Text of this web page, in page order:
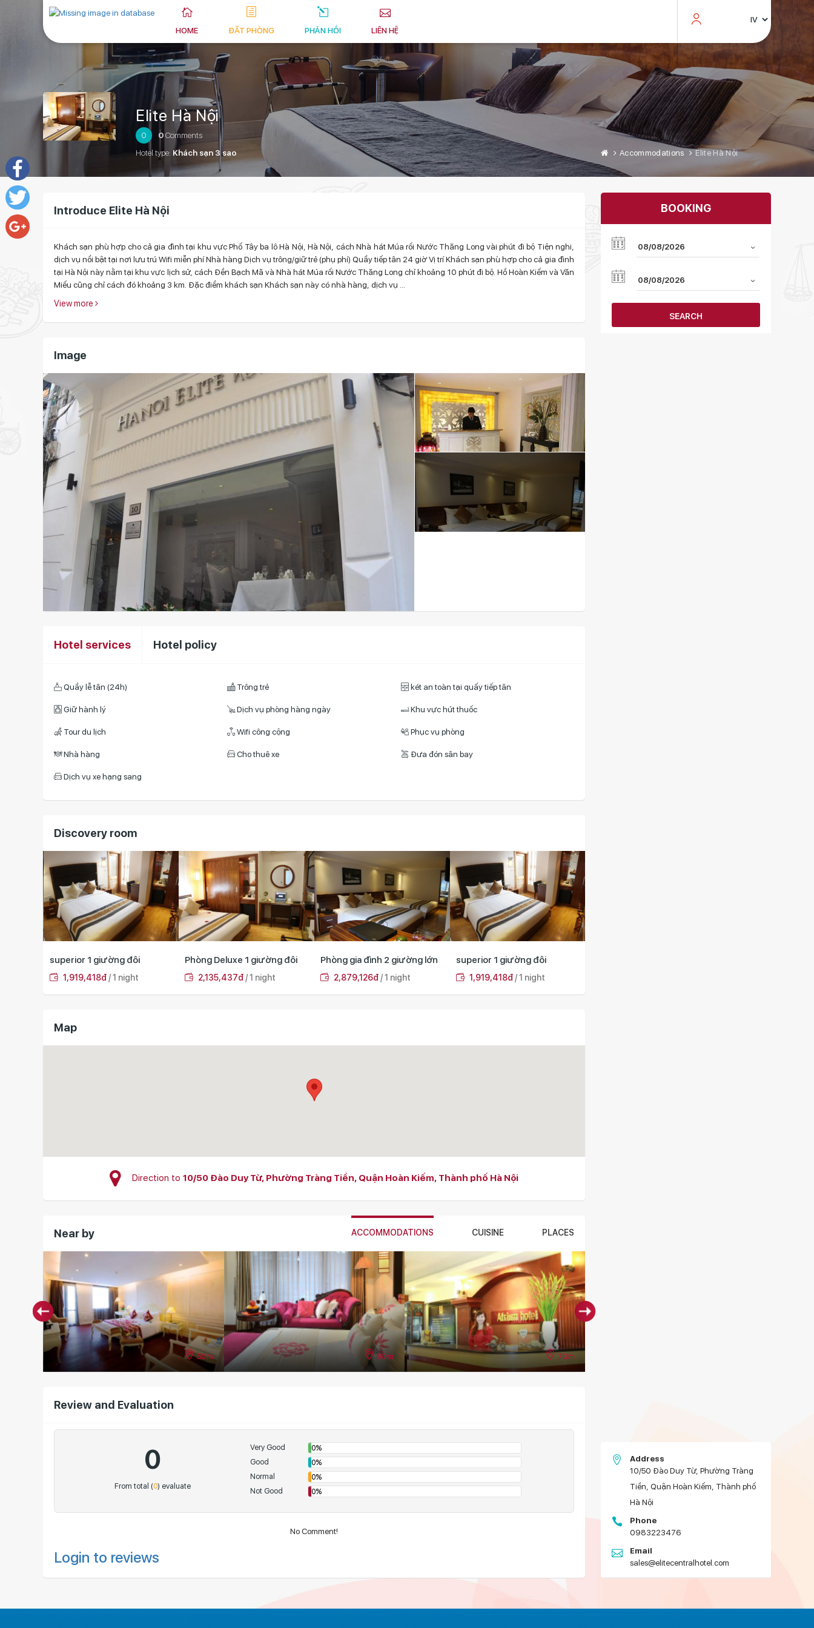
Facebook
Twitter
HOME ĐẶT PHÒNG PHẢN HỒI LIÊN HỆ
Elite Hà Nội
0 0Comments
Hotel type: Khách sạn 3 sao Accommodations Elite Hà Nội
Introduce Elite Hà Nội
Khách sạn phù hợp cho cả gia đình tại khu vực Phố Tây ba lô Hà Nội, Hà Nội, cách Nhà hát Múa rối Nước Thăng Long vài phút đi bộ Tiện nghi,
dịch vụ nổi bật tại nơi lưu trú Wifi miễn phí Nhà hàng Dịch vụ trông/giữ trẻ (phụ phí) Quầy tiếp tân 24 giờ Vị trí Khách sạn phù hợp cho cả gia đình
tại Hà Nội này nằm tại khu vực lịch sử, cách Đền Bạch Mã và Nhà hát Múa rối Nước Thăng Long chỉ khoảng 10 phút đi bộ. Hồ Hoàn Kiếm và Văn
Miếu cũng chỉ cách đó khoảng 3 km. Đặc điểm khách sạn Khách sạn này có nhà hàng, dịch vụ ...
View more
Image
Hotel services Hotel policy
Quầy lễ tân (24h) Trông trẻ két an toàn tại quấy tiếp tân
Giữ hành lý Dịch vụ phòng hàng ngày Khu vực hút thuốc
Tour du lịch Wifi công cộng Phục vụ phòng
Nhà hàng Cho thuê xe Đưa đón sân bay
Dịch vụ xe hạng sang
Discovery room
Phòng Deluxe 1 giường đôi
2,135,437đ/ 1 night
Phòng gia đình 2 giường lớn
2,879,126đ / 1 night
superior 1 giường đôi
1,919,418đ / 1 night
Phòng Deluxe 1 giường đôi
2,135,437đ/ 1 night
Map
Direction to 10/50 Đào Duy Từ, Phường Tràng Tiền, Quận Hoàn Kiếm, Thành phố Hà Nội
Near by ACCOMMODATIONS CUISINE PLACES
60m 70m 150m
Review and Evaluation
0
From total (0) evaluate
Very Good
0%
Good
0%
Normal
0%
Not Good
0%
No Comment!
Login to reviews
Address
10/50 Đào Duy Từ, Phường Tràng
Tiền, Quận Hoàn Kiếm, Thành phố
Hà Nội
Phone
0983223476
Email
sales@elitecentralhotel.com
BOOKING
SEARCH